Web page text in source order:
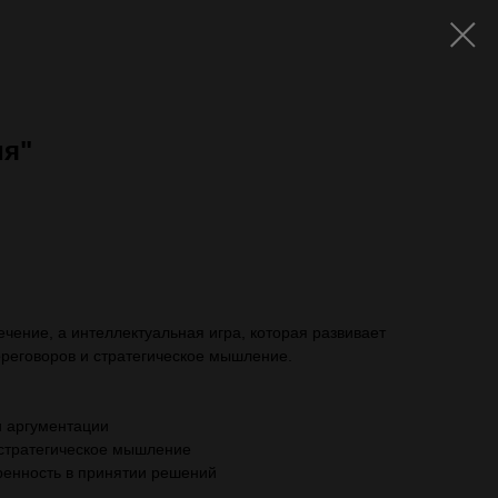
а интеллектуальная игра, которая развивает
и стратегическое мышление.
аргументации
мышление
в принятии решений